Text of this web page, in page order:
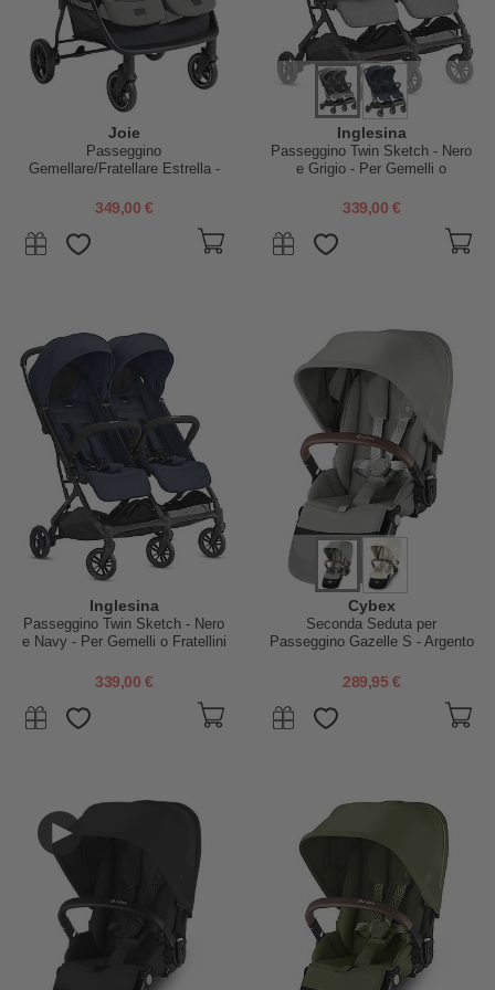
Joie
Passeggino
Gemellare/Fratellare Estrella -
Incluso
349,00 €
Inglesina
Passeggino Twin Sketch - Nero
e Grigio - Per Gemelli o
339,00 €
Inglesina
Passeggino Twin Sketch - Nero
e Navy - Per Gemelli o Fratellini
339,00 €
Cybex
Seconda Seduta per
Passeggino Gazelle S - Argento
289,95 €